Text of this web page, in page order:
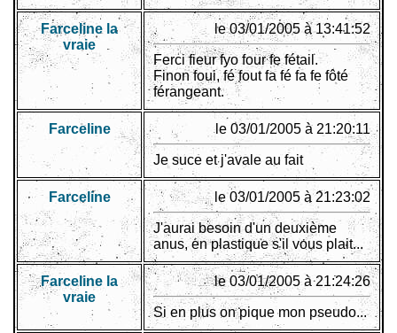
Farceline la
vraie
le 03/01/2005 à 13:41:52
Ferci fieur fyo four fe fétail.
Finon foui, fé fout fa fé fa fe fôté
férangeant.
Farceline le 03/01/2005 à 21:20:11
Je suce et j'avale au fait
Farceline le 03/01/2005 à 21:23:02
J'aurai besoin d'un deuxième
anus, en plastique s'il vous plait...
Farceline la
vraie
le 03/01/2005 à 21:24:26
Si en plus on pique mon pseudo...